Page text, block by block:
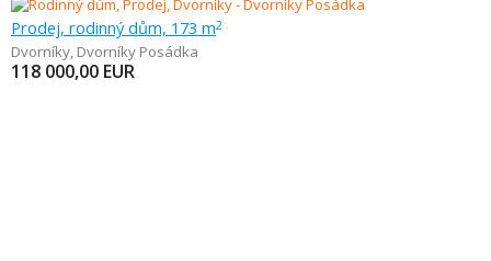
Prodej, rodinný dům, 173 m2
Dvorníky, Dvorníky Posádka
118 000,00 EUR